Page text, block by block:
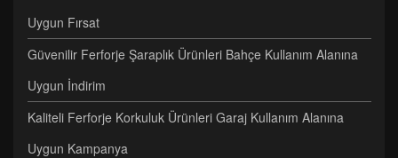
Uygun Fırsat
Güvenilir Ferforje Şaraplık Ürünleri Bahçe Kullanım Alanına
Uygun İndirim
Kaliteli Ferforje Korkuluk Ürünleri Garaj Kullanım Alanına
Uygun Kampanya